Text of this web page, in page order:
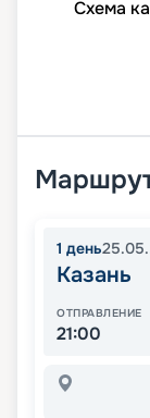
Схема
1 день
Казань
ОТПРАВЛЕНИЕ
21:00